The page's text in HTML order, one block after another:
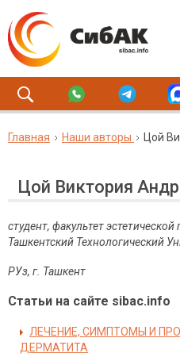
Главная Наши авторы Цой
Цой Виктория
студент, факультет
Ташкентский Технологический
РУз, г. Ташкент
Статьи на сайте sibac.info
ЛЕЧЕНИЕ, СИМПТОМЫ И
ДЕРМАТИТА